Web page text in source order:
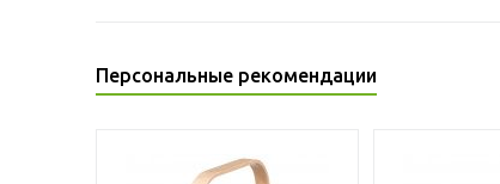
Персональные рекомендации